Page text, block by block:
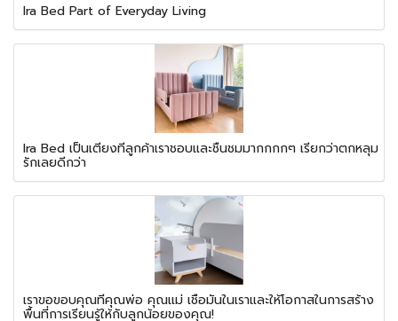
Ira Bed Part of Everyday Living
Ira Bed เป็นเตียงที่ลูกค้าเราชอบและชื่นชมมากกกกๆ เรียกว่าตกหลุม
รักเลยดีกว่า
เราขอขอบคุณที่คุณพ่อ คุณแม่ เชื่อมั่นในเราและให้โอกาสในการสร้าง
พื้นที่การเรียนรู้ให้กับลูกน้อยของคุณ!